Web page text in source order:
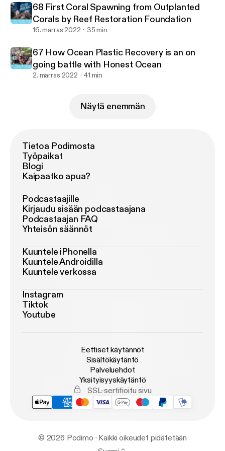
68 First Coral Spawning from Outplanted
Corals by Reef Restoration Foundation
16. marras 2022 35 min
67 How Ocean Plastic Recovery is an on
going battle with Honest Ocean
2. marras 2022 41 min
Näytä enemmän
Tietoa Podimosta
Työpaikat
Blogi
Kaipaatko apua?
Podcastaajille
Kirjaudu sisään podcastaajana
Podcastaajan FAQ
Yhteisön säännöt
Kuuntele iPhonella
Kuuntele Androidilla
Kuuntele verkossa
Instagram
Tiktok
Youtube
Eettiset käytännöt
Sisältökäytäntö
Palveluehdot
Yksityisyyskäytäntö
SSL-sertifioitu sivu
© 2026 Podimo · Kaikki oikeudet pidätetään